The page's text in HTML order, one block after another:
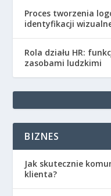
Proces tworzenia
identyfikacji
Rola działu HR:
zasobami ludzkimi
BIZNES
Jak skutecznie
klienta?